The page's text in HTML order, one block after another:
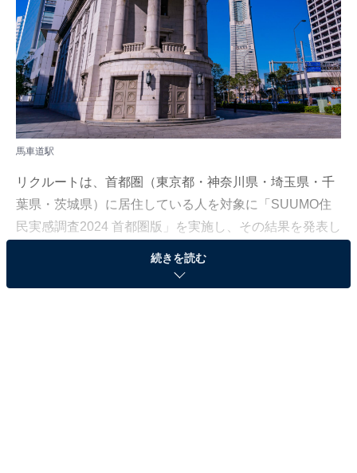
馬車道駅
リクルートは、首都圏（東京都・神奈川県・埼玉県・千
葉県・茨城県）に居住している人を対象に「SUUMO住
民実感調査2024 首都圏版」を実施し、その結果を発表し
ました。本記事では、神奈川県版「住み続けたい街
（駅）ランキング」を紹介します。
続きを読む